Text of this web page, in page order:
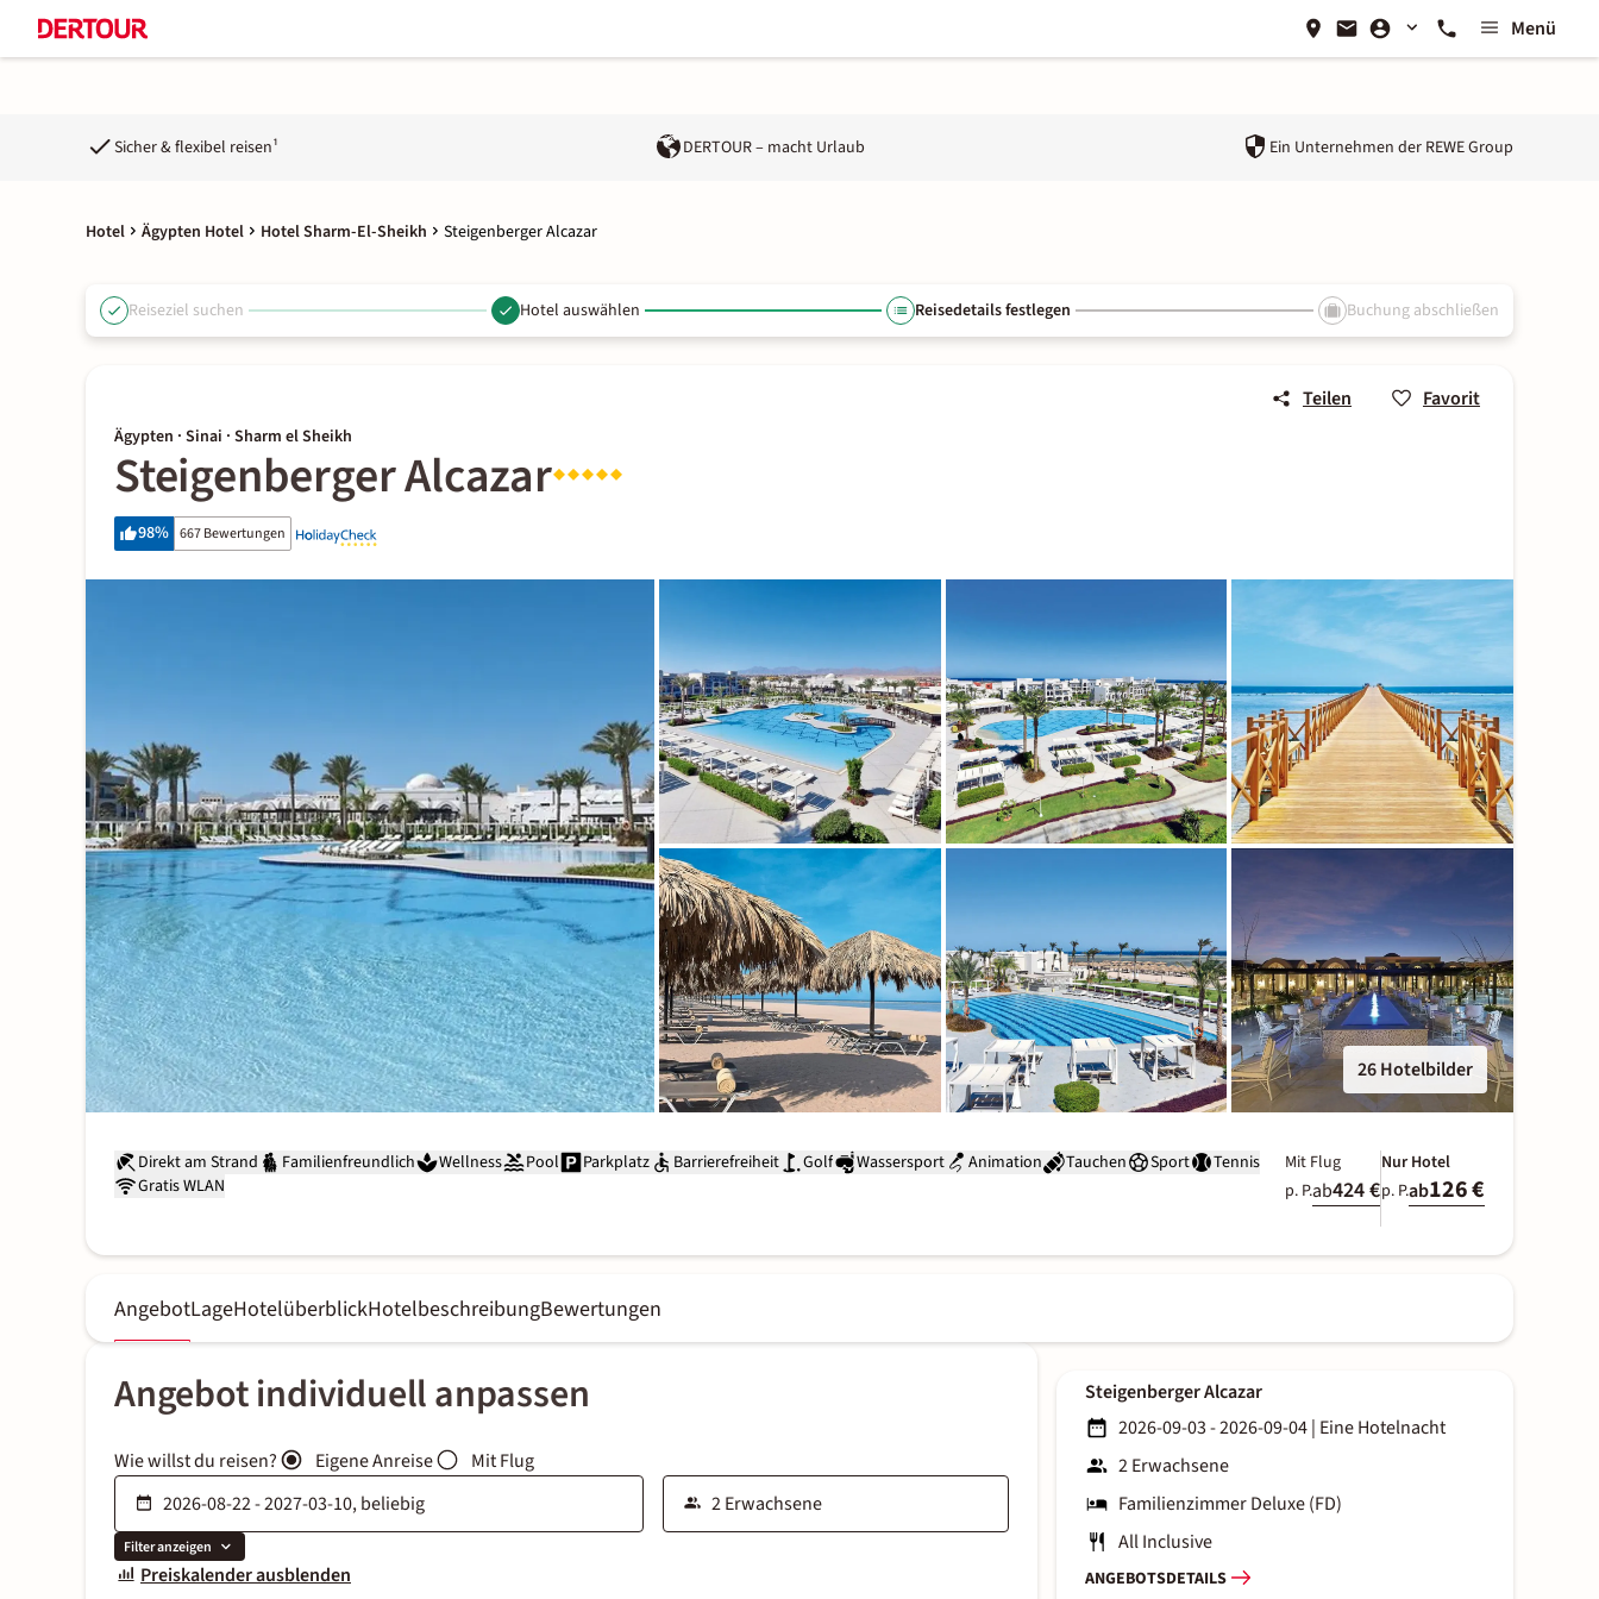
Menü
Sicher & flexibel reisen¹ DERTOUR – macht Urlaub Ein Unternehmen der REWE Group
Hotel Ägypten Hotel Hotel Sharm-El-Sheikh Steigenberger Alcazar
Reiseziel suchen Hotel auswählen Reisedetails festlegen Buchung abschließen
Teilen Favorit
Ägypten · Sinai · Sharm el Sheikh
Steigenberger Alcazar
98% 667 Bewertungen
26 Hotelbilder
Direkt am Strand Familienfreundlich Wellness Pool Parkplatz Barrierefreiheit Golf Wassersport Animation Tauchen Sport
Tennis
Gratis WLAN
Mit Flug
p. P.ab424 €
Nur Hotel
p. P.ab126 €
AngebotLageHotelüberblickHotelbeschreibungBewertungen
Angebot individuell anpassen
Wie willst du reisen? Eigene Anreise Mit Flug
Filter anzeigen
Preiskalender ausblenden
Steigenberger Alcazar
2026-09-03 - 2026-09-04| Eine Hotelnacht
2 Erwachsene
Familienzimmer Deluxe (FD)
All Inclusive
ANGEBOTSDETAILS